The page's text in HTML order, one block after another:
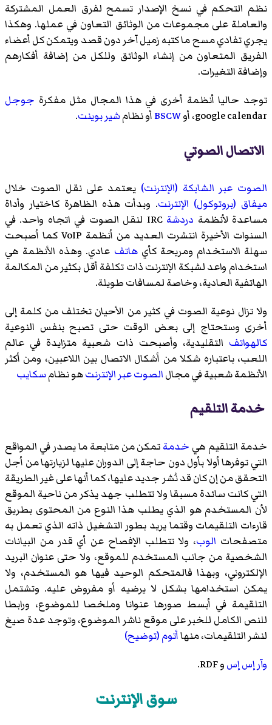
نظم التحكم في نسخ الإصدار تسمح لفرق العمل المشتركة
والعاملة على مجموعات من الوثائق التعاون في عملها. وهكذا
يجري تفادي مسح ما كتبه زميل آخر دون قصد ويتمكن كل أعضاء
الفريق المتعاون من إنشاء الوثائق وللكل من إضافة أفكارهم
وإضافة التغيرات.
توجد حاليا أنظمة أخرى في هذا المجال مثل مفكرة جوجل
google calendar، أو
BSCWأو نظامشير بوينت.
الاتصال الصوتي
الصوت عبر الشابكة (الإنترنت) يعتمد على نقل الصوت خلال
ميفاق (بروتوكول) الإنترنت. وبدأت هذه الظاهرة كاختيار وأداة
مساعدة لأنظمة دردشة
IRC لنقل الصوت في اتجاه واحد. في
السنوات الأخيرة انتشرت العديد من أنظمة VoIP كما أصبحت
سهلة الاستخدام ومريحة كأيهاتف عادي. وهذه الأنظمة هي
استخدام واعد لشبكة الإنترنت ذات تكلفة أقل بكثير من المكالمة
الهاتفية العادية، وخاصة لمسافات طويلة.
ولا تزال نوعية الصوت في كثير من الأحيان تختلف من كلمة إلى
أخرى وستحتاج إلى بعض الوقت حتى تصبح بنفس النوعية
كالهواتف التقليدية، وأصبحت ذات شعبية متزايدة في عالم
اللعب، باعتباره شكلا من أشكال الاتصال بين اللاعبين، ومن أكثر
الأنظمة شعبية في مجالالصوت عبر الإنترنتهو نظامسكايب
خدمة التلقيم
خدمة التلقيم هي خدمةتمكن من متابعة ما يصدر في المواقع
التي توفرها أولا بأول دون حاجة إلى الدوران عليها لزيارتها من أجل
التحقق من إن كان قد نُشر جديد عليها، كما أنها على غير الطريقة
التي كانت سائدة مسبقا ولا تتطلب جهد يذكر من ناحية الموقع
لأن المستخدم هو الذي يطلب هذا النوع من المحتوى بطريق
قارءات التلقيمات وقتما يريد بطور التشغيل ذاته الذي تعمل به
متصفحات الوب، ولا تتطلب الإفصاح عن أي قدر من البيانات
الشخصية من جانب المستخدم للموقع، ولا حتى عنوان البريد
الإلكتروني، وبهذا فالمتحكم الوحيد فيها هو المستخدم، ولا
يمكن استخدامها بشكل لا يرضيه أو مفروض عليه. وتشتمل
التلقيمة في أبسط صورها عنوانا وملخصا للموضوع، ورابطا
للنص الكامل للخبر على موقع ناشر الموضوع، وتوجد عدة صيغ
لنشر التلقيمات، منهاأتوم (توضيح)
وآر إس إسو RDF.
سوق الإنترنت